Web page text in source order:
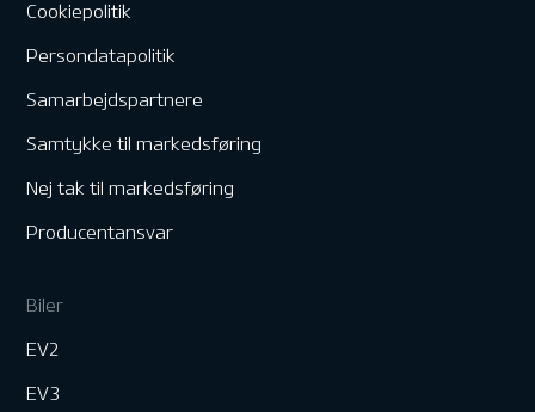
Cookiepolitik
Persondatapolitik
Samarbejdspartnere
Samtykke til markedsføring
Nej tak til markedsføring
Producentansvar
Biler
EV2
EV3